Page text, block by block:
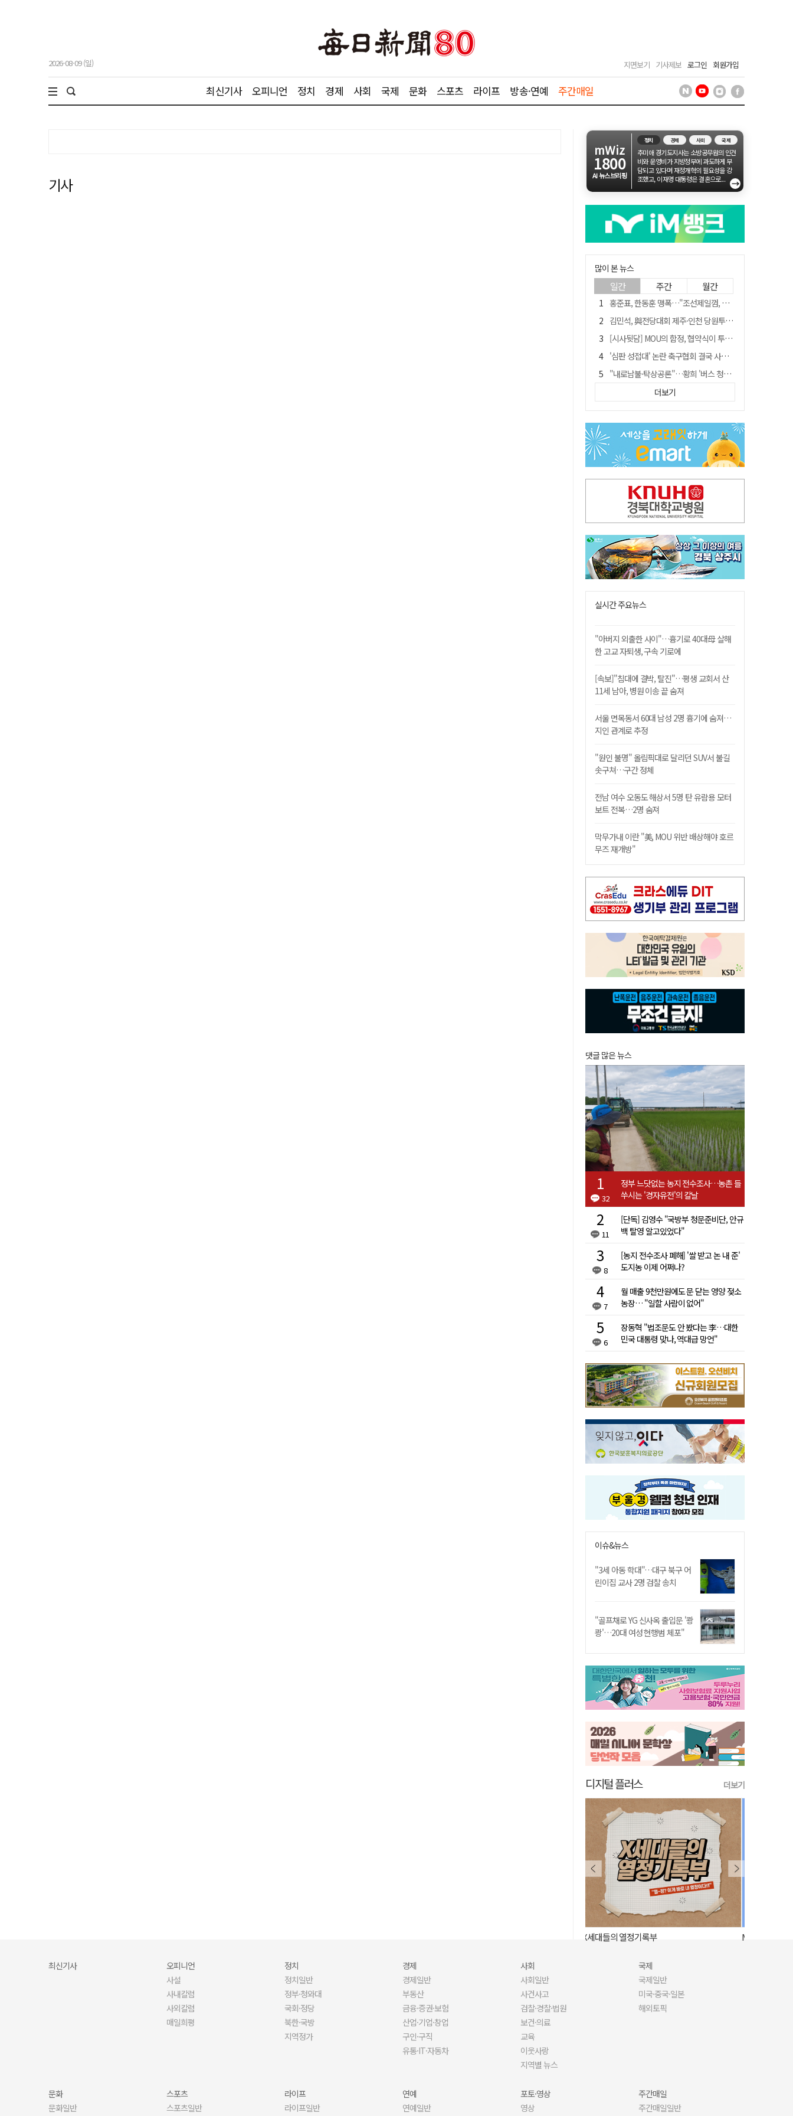
2026-08-09 (일) 지면보기 기사제보 로그인 회원가입
최신기사 오피니언 정치 경제 사회 국제 문화 스포츠 라이프 방송·연예 주간매일
기사
mWiz
1800
AI 뉴스브리핑
정치 경제 사회 국제
추미애 경기도지사는 소방공무원의 인건
비와 운영비가 지방정부에 과도하게 부
담되고 있다며 재정개혁의 필요성을 강
조했고, 이재명 대통령은 결혼으로...
→
많이 본 뉴스
일간 주간 월간
홍준표, 한동훈 맹폭…"조선제일껌, 권력에 살고 권력에 죽었다"
김민석, 與전당대회 제주·인천 당원투표서 승리…누적 득표는 '초박빙'
[시사뒷담] MOU의 함정, 협약식이 투자 확정은 아니긴 해
'심판 성접대' 논란 축구협회 결국 사과…"깊이 반성, 쇄신하겠다"
"내로남불·탁상공론"…황희 '버스 청년주택' 제안에 與 내부서도 쓴소리
"경로당 통장에 비밀번호가 적혀 있다"…전국 돌며 경로당 13곳 턴 30대 구속
예안향교 대성전, '국가지정 보물로 지정'
휠체어 환자 발로 밀어 숨지게 한 70대 간병인…2심도 집행유예
박권현 청도군수, 국무총리에 "청도 물 공급 최대 3만t 늘려달라"
더보기
실시간 주요뉴스
"아버지 외출한 사이"…흉기로 40대母 살해
한 고교 자퇴생, 구속 기로에
[속보]"침대에 결박, 탈진"…평생 교회서 산
11세 남아, 병원 이송 끝 숨져
서울 면목동서 60대 남성 2명 흉기에 숨져…
지인 관계로 추정
"원인 불명" 올림픽대로 달리던 SUV서 불길
솟구쳐…구간 정체
전남 여수 오동도 해상서 5명 탄 유람용 모터
보트 전복…2명 숨져
막무가내 이란 "美, MOU 위반 배상해야 호르
무즈 재개방"
댓글 많은 뉴스
32
정부 느닷없는 농지 전수조사…농촌 들
쑤시는 '경자유전'의 칼날
11
[단독] 김영수 "국방부 청문준비단, 안규
백 탈영 알고있었다"
8
[농지 전수조사 폐해] '쌀 받고 논 내 준'
도지농 이제 어쩌나?
7
월 매출 9천만원에도 문 닫는 영양 젖소
농장… "일할 사람이 없어"
6
장동혁 "법조문도 안 봤다는 李…대한
민국 대통령 맞나, 역대급 망언"
이슈&뉴스
"3세 아동 학대"…대구 북구 어
린이집 교사 2명 검찰 송치
"골프채로 YG 신사옥 출입문 '쾅
쾅'…20대 여성 현행범 체포"
디지털 플러스 더보기
MZ 50인, 그대들은 언제 그토록 뜨거웠는가
최신기사
오피니언
사설
사내칼럼
사외칼럼
매일희평
정치
정치일반
정부·청와대
국회·정당
북한·국방
지역정가
경제
경제일반
부동산
금융·증권·보험
산업·기업·창업
구인·구직
유통·IT·자동차
사회
사회일반
사건사고
검찰·경찰·법원
보건·의료
교육
이웃사랑
지역별 뉴스
국제
국제일반
미국·중국·일본
해외토픽
문화
문화일반
스포츠
스포츠일반
라이프
라이프일반
연예
연예일반
포토·영상
영상
주간매일
주간매일일반